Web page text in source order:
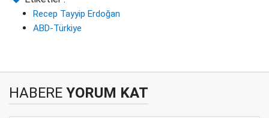
Recep Tayyip Erdoğan
ABD-Türkiye
HABERE YORUM KAT